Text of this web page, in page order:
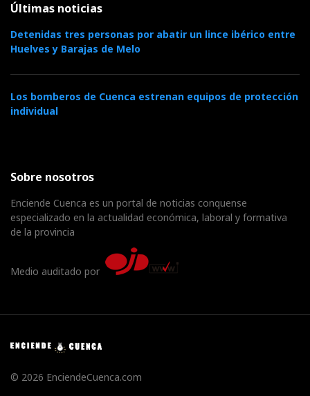
Últimas noticias
Detenidas tres personas por abatir un lince ibérico entre
Huelves y Barajas de Melo
Los bomberos de Cuenca estrenan equipos de protección
individual
Sobre nosotros
Enciende Cuenca es un portal de noticias conquense
especializado en la actualidad económica, laboral y formativa
de la provincia
Medio auditado por
© 2026 EnciendeCuenca.com